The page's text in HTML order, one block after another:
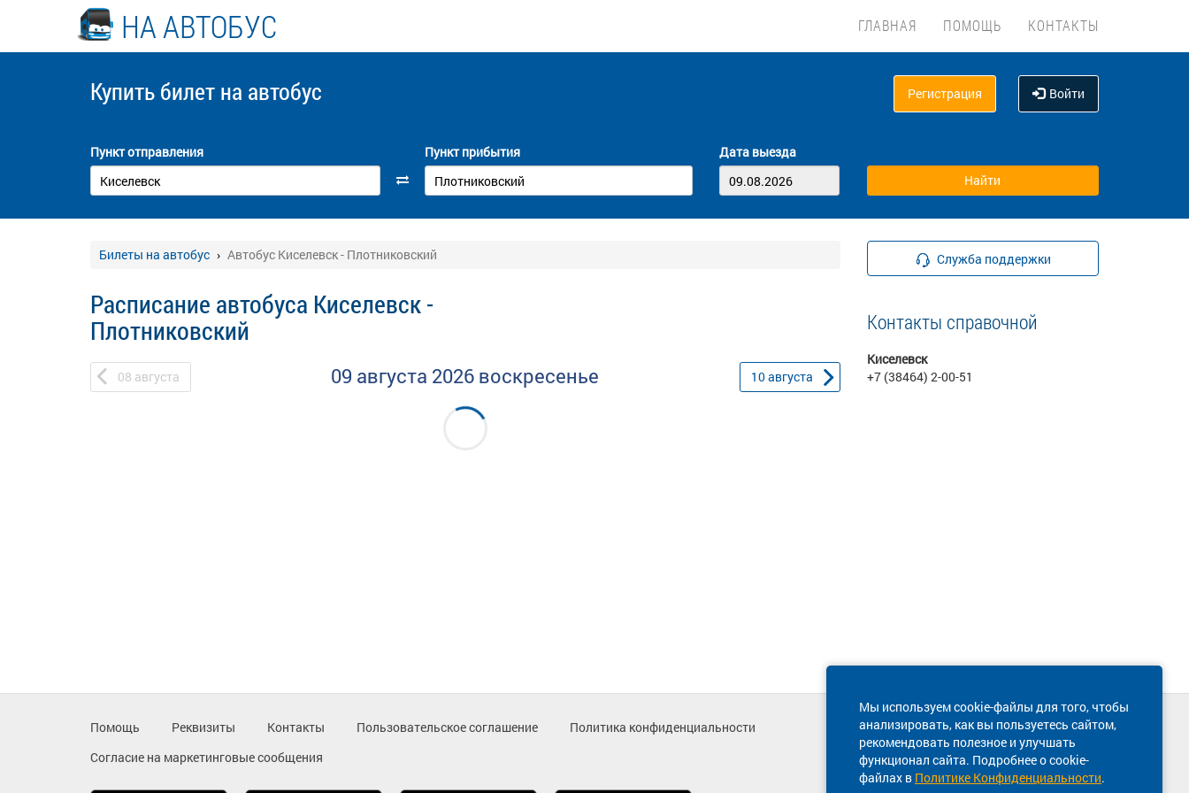
НА АВТОБУС ГЛАВНАЯ ПОМОЩЬ КОНТАКТЫ
Купить билет на автобус Регистрация Войти
Пункт отправления Пункт прибытия Дата выезда
Билеты на автобус Автобус Киселевск - Плотниковский
Расписание автобуса Киселевск -
Плотниковский
08 августа 09 августа 2026 воскресенье 10августа
Служба поддержки
Контакты справочной
Киселевск
+7 (38464) 2-00-51
Мы используем cookie-файлы для того, чтобы
анализировать, как вы пользуетесь сайтом,
рекомендовать полезное и улучшать
функционал сайта. Подробнее о cookie-
файлах в Политике Конфиденциальности.
Помощь Реквизиты Контакты Пользовательское соглашение
Политика конфиденциальности
Согласие на маркетинговые сообщения
Техническая поддержка сайта
8 800 600-03-38